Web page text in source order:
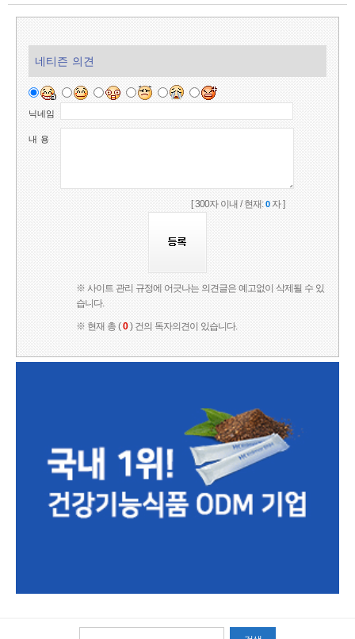
네티즌 의견
닉네임
내 용
[ 300자 이내 / 현재:0자 ]
※ 사이트 관리 규정에 어긋나는 의견글은 예고없이 삭제될 수 있
습니다.
※ 현재 총 (0) 건의 독자의견이 있습니다.